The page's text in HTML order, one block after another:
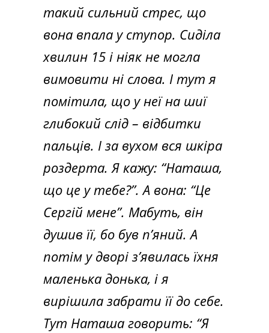
такий сильний стрес, що
вона впала у ступор. Сиділа
хвилин 15 і ніяк не могла
вимовити ні слова. І тут я
помітила, що у неї на шиї
глибокий слід – відбитки
пальців. І за вухом вся шкіра
роздерта. Я кажу: “Наташа,
що це у тебе?”. А вона: “Це
Сергій мене”. Мабуть, він
душив її, бо був п’яний. А
потім у дворі з’явилась їхня
маленька донька, і я
вирішила забрати її до себе.
Тут Наташа говорить: “Я